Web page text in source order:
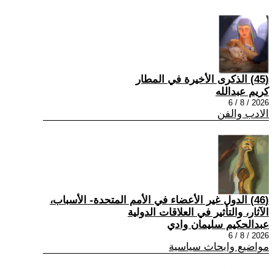
(45) الذكرى الأخيرة في المطار
كريم عبدالله
2026 / 8 / 6
الادب والفن
(46) الدول غير الأعضاء في الأمم المتحدة- الأسباب،
الآثار، والتأثير في العلاقات الدولية
عبدالحكيم سليمان وادي
2026 / 8 / 6
مواضيع وابحاث سياسية